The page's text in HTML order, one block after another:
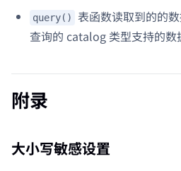
query()
表函数读取到的的
查询的 catalog 类型支持的数
附录
大小写敏感设置